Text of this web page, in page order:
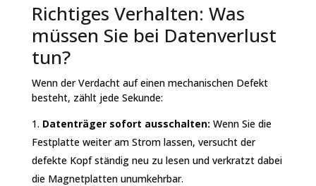
Richtiges Verhalten: Was
müssen Sie bei Datenverlust
tun?
Wenn der Verdacht auf einen mechanischen Defekt
besteht, zählt jede Sekunde:
Datenträger sofort ausschalten: Wenn Sie die
Festplatte weiter am Strom lassen, versucht der
defekte Kopf ständig neu zu lesen und verkratzt dabei
die Magnetplatten unumkehrbar.